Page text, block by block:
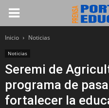
Inicio Noticias
Noticias
Seremi de
programa de
fortalecer la